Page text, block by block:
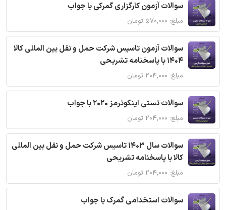
سوالات آزمون کارگزاری گمرکی با جواب
مبلغ: ۵۷۰,۰۰۰ تومان
سوالات آزمون تاسیس شرکت حمل و نقل بین المللی کالا
1404 با پاسخنامه تشریحی
مبلغ: ۲۰۴,۰۰۰ تومان
سوالات تستی اینکوترمز 2020 با جواب
مبلغ: ۲۰۴,۰۰۰ تومان
سوالات سال 1403 تاسیس شرکت حمل و نقل بین المللی
کالا با پاسخنامه تشریحی
مبلغ: ۲۰۴,۰۰۰ تومان
سوالات استخدامی گمرک با جواب